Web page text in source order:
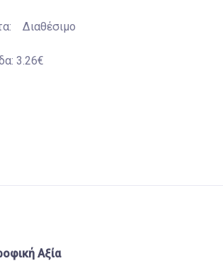
Διαθέσιμο
3.26€
Αξία